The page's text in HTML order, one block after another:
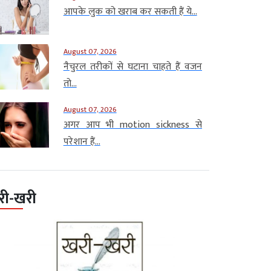
आपके लुक को खराब कर सकती हैं ये...
August 07, 2026
नैचुरल तरीकों से घटाना चाहते हैं वजन
तो...
August 07, 2026
अगर आप भी motion sickness से
परेशान हैं...
खरी